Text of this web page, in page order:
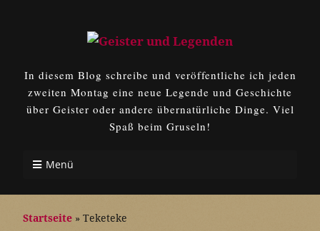
In diesem Blog schreibe und veröffentliche ich jeden
zweiten Montag eine neue Legende und Geschichte
über Geister oder andere übernatürliche Dinge. Viel
Spaß beim Gruseln!
Menü
Startseite » Teketeke